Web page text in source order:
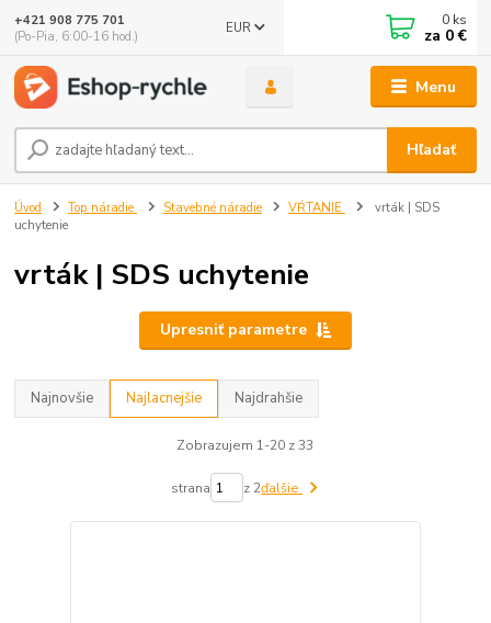
Menu
EUR
Hľadať
+421 908 775 701
(Po-Pia, 6:00-16 hod.)
0 ks
za 0 €
Úvod Top náradie Stavebné náradie VŔTANIE
vrták | SDS
uchytenie
vrták | SDS uchytenie
Upresniť parametre
Najnovšie Najlacnejšie Najdrahšie
Zobrazujem 1-20 z 33
strana z 2ďalšie